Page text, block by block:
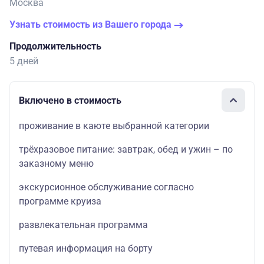
Москва
Узнать стоимость из Вашего города
Продолжительность
5 дней
Включено в стоимость
проживание в каюте выбранной категории
трёхразовое питание: завтрак, обед и ужин – по
заказному меню
экскурсионное обслуживание согласно
программе круиза
развлекательная программа
путевая информация на борту